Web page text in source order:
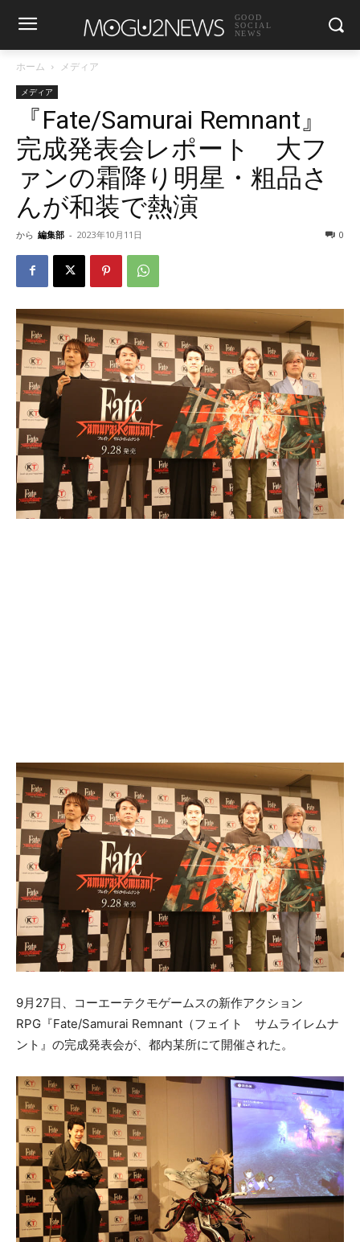
GOOD
SOCIAL
NEWS
ホーム メディア
メディア
『Fate/Samurai Remnant』
完成発表会レポート 大フ
ァンの霜降り明星・粗品さ
んが和装で熱演
から 編集部 - 2023年10月11日 0
9月27日、コーエーテクモゲームスの新作アクション
RPG『Fate/Samurai Remnant（フェイト サムライレムナ
ント』の完成発表会が、都内某所にて開催された。